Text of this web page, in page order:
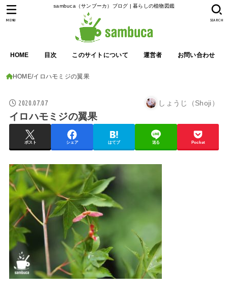
sambuca（サンブーカ）ブログ | 暮らしの植物図鑑
HOME 目次 このサイトについて 運営者 お問い合わせ
SEARCH
MENU
HOME イロハモミジの翼果
2020.07.07 しょうじ（Shoji）
イロハモミジの翼果
ポスト シェア はてブ 送る Pocket